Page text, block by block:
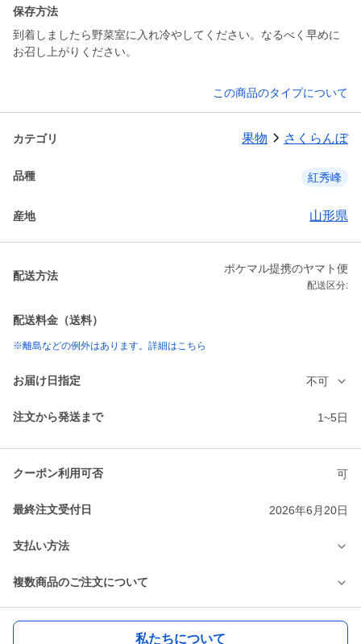
保存方法
到着しましたら野菜室に入れ冷やしてください。なるべく早めに
お召し上がりください。
この商品のタイプについて
カテゴリ 果物 さくらんぼ
品種 紅秀峰
産地 山形県
配送方法
ポケマル提携のヤマト便
配送区分:
配送料金（送料）
※離島などの例外はあります。詳細はこちら
お届け日指定 不可
注文から発送まで 1~5日
クーポン利用可否 可
最終注文受付日 2026年6月20日
支払い方法
複数商品のご注文について
私たちについて